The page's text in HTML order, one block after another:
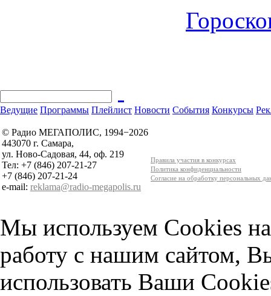
Ведущие Программы Плейлист Новости События Конкурсы
© Радио МЕГАПОЛИС, 1994−2026
443070 г. Самара,
ул. Ново-Садовая, 44, оф. 219
Тел: +7 (846) 207-21-27
+7 (846) 207-21-24
e-mail: reklama@radio-megapolis.ru
Правила участия в конкурсах
Политика конфиденциальности
Согласие на обработку персональных
Мы используем Cookies
работу с нашим сайтом,
использовать Ваши